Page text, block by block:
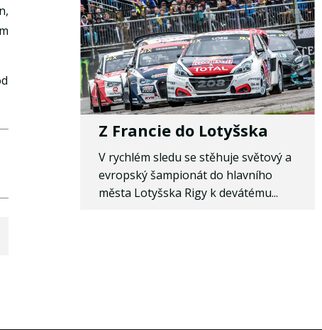
Z Francie do Lotyšska
V rychlém sledu se stěhuje světový a
evropský šampionát do hlavního
města Lotyšska Rigy k devátému...